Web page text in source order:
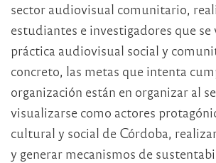
sector audiovisual comunitario,
estudiantes e investigadores que se
práctica audiovisual social y
concreto, las metas que intenta
organización están en organizar al
visualizarse como actores
cultural y social de Córdoba,
y generar mecanismos de